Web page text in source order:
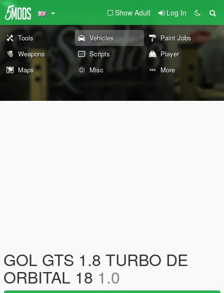
Show Adult Log In
Tools Vehicles
Paint Jobs
Weapons
Scripts
Player
Maps
Misc More
GOL GTS 1.8 TURBO DE
ORBITAL 18 1.0